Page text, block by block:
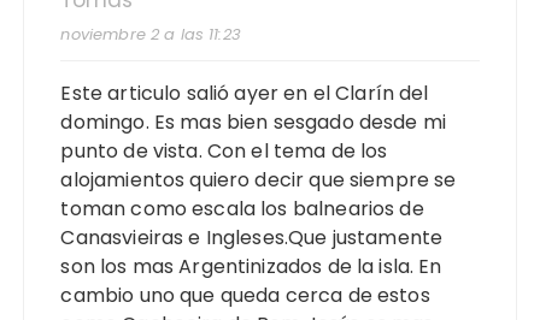
noviembre 2 a las 11:23
Este articulo salió ayer en el Clarín del
domingo. Es mas bien sesgado desde mi
punto de vista. Con el tema de los
alojamientos quiero decir que siempre se
toman como escala los balnearios de
Canasvieiras e Ingleses.Que justamente
son los mas Argentinizados de la isla. En
cambio uno que queda cerca de estos